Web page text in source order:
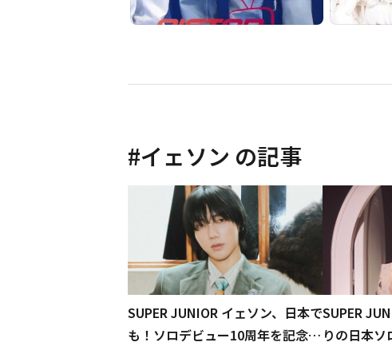
#イェソン の記事
SUPER JUNIOR イェソン、日本で
も！ソロデビュー10周年を記念し
SUPER
りの日本